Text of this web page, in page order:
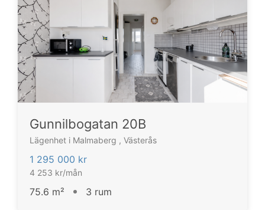
Gunnilbogatan 20B
Lägenhet i Malmaberg , Västerås
1 295 000 kr
4 253 kr/mån
75.6 m² 3 rum